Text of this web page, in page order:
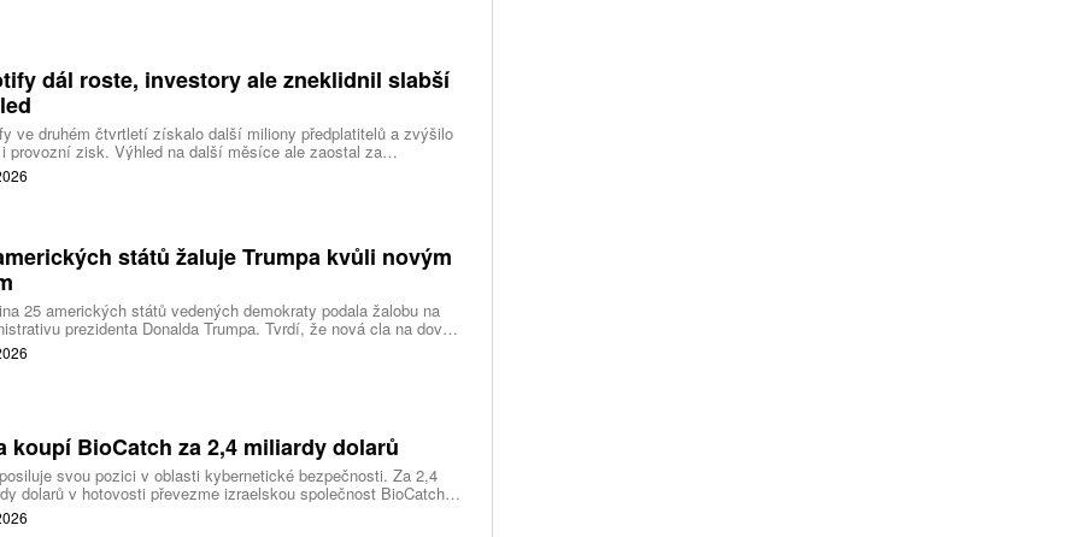
dál roste, investory ale zneklidnil slabší
ve druhém čtvrtletí získalo další miliony předplatitelů a zvýšilo
provozní zisk. Výhled na další měsíce ale zaostal za
a ukázal, že další růst bude vyžadovat vyšší výdaje na
nové služby a umělou inteligenci.
států žaluje Trumpa kvůli novým
25 amerických států vedených demokraty podala žalobu na
prezidenta Donalda Trumpa. Tvrdí, že nová cla na dovoz
zemí překračují pravomoci prezidenta a obcházejí předchozí
amerických soudů.
koupí BioCatch za 2,4 miliardy dolarů
svou pozici v oblasti kybernetické bezpečnosti. Za 2,4
dolarů v hotovosti převezme izraelskou společnost BioCatch,
bankám odhalovat podvody podle chování uživatelů při
internetovým bankovnictvím.